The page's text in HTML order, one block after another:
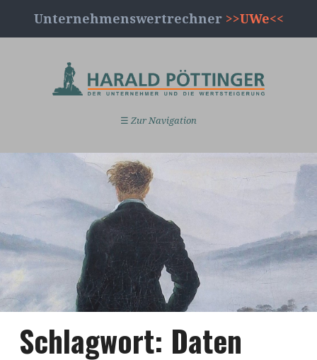
Unternehmenswertrechner >>UWe<<
☰ Zur Navigation
Schlagwort: Daten